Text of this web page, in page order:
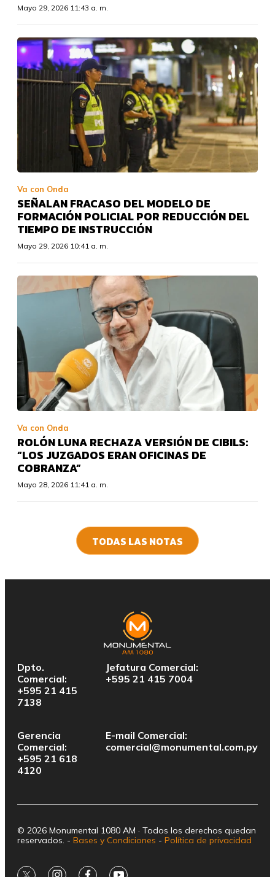
Mayo 29, 2026 11:43 a. m.
Va con Onda
SEÑALAN FRACASO DEL MODELO DE
FORMACIÓN POLICIAL POR REDUCCIÓN DEL
TIEMPO DE INSTRUCCIÓN
Mayo 29, 2026 10:41 a. m.
Va con Onda
ROLÓN LUNA RECHAZA VERSIÓN DE CIBILS:
“LOS JUZGADOS ERAN OFICINAS DE
COBRANZA”
Mayo 28, 2026 11:41 a. m.
TODAS LAS NOTAS
Dpto.
Comercial:
+595 21 415
7138
Jefatura Comercial:
+595 21 415 7004
Gerencia
Comercial:
+595 21 618
4120
E-mail Comercial:
comercial@monumental.com.py
© 2026 Monumental 1080 AM · Todos los derechos quedan
reservados. - Bases y Condiciones - Política de privacidad